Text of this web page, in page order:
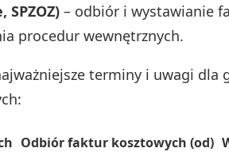
– odbiór i wystawianie
procedur wewnętrznych.
terminy i uwagi dla
Odbiór faktur kosztowych (od)